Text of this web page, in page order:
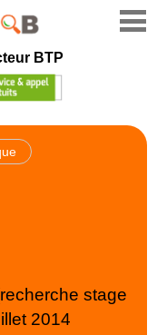
BTP
stage
2014